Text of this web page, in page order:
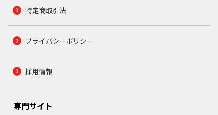
特定商取引法
プライバシーポリシー
採用情報
専門サイト